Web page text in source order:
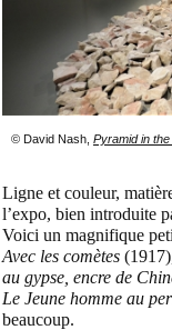
© David Nash, Pyramid in
Ligne et couleur,
l’expo, bien introduite
Voici un magnifique
Avec les comètes
au gypse, encre de
Le Jeune homme au
beaucoup.